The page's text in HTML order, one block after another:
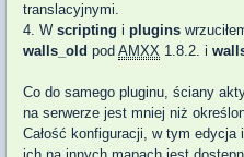
translacyjnymi.
4. W scripting i plugins
walls_old pod AMXX 1.8.2. i
Co do samego pluginu, ściany
na serwerze jest mniej niż
Całość konfiguracji, w tym